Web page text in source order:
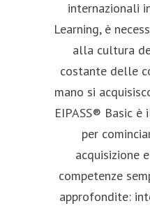
internazionali
Learning, è
alla cultura
costante delle
mano si
EIPASS® Basic
per
acquisizione
competenze
approfondite: